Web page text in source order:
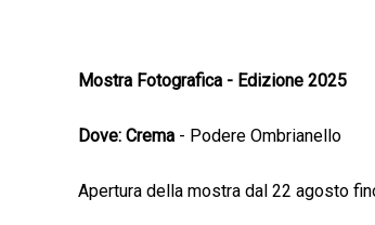
Mostra Fotografica - Edizione 2025
Dove: Crema - Podere Ombrianello
Apertura della mostra dal 22 agosto